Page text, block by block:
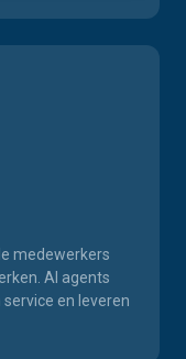
medewerkers
AI agents
en leveren